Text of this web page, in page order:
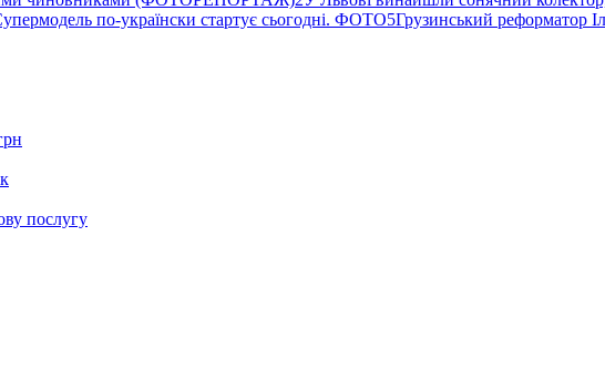
по-українски стартує сьогодні. ФОТО5Грузинський реформатор
послугу